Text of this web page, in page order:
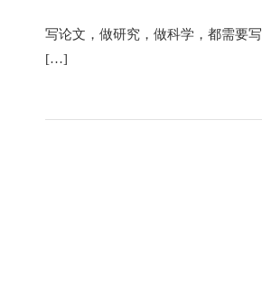
写论文，做研究，做科学，都需要
[…]